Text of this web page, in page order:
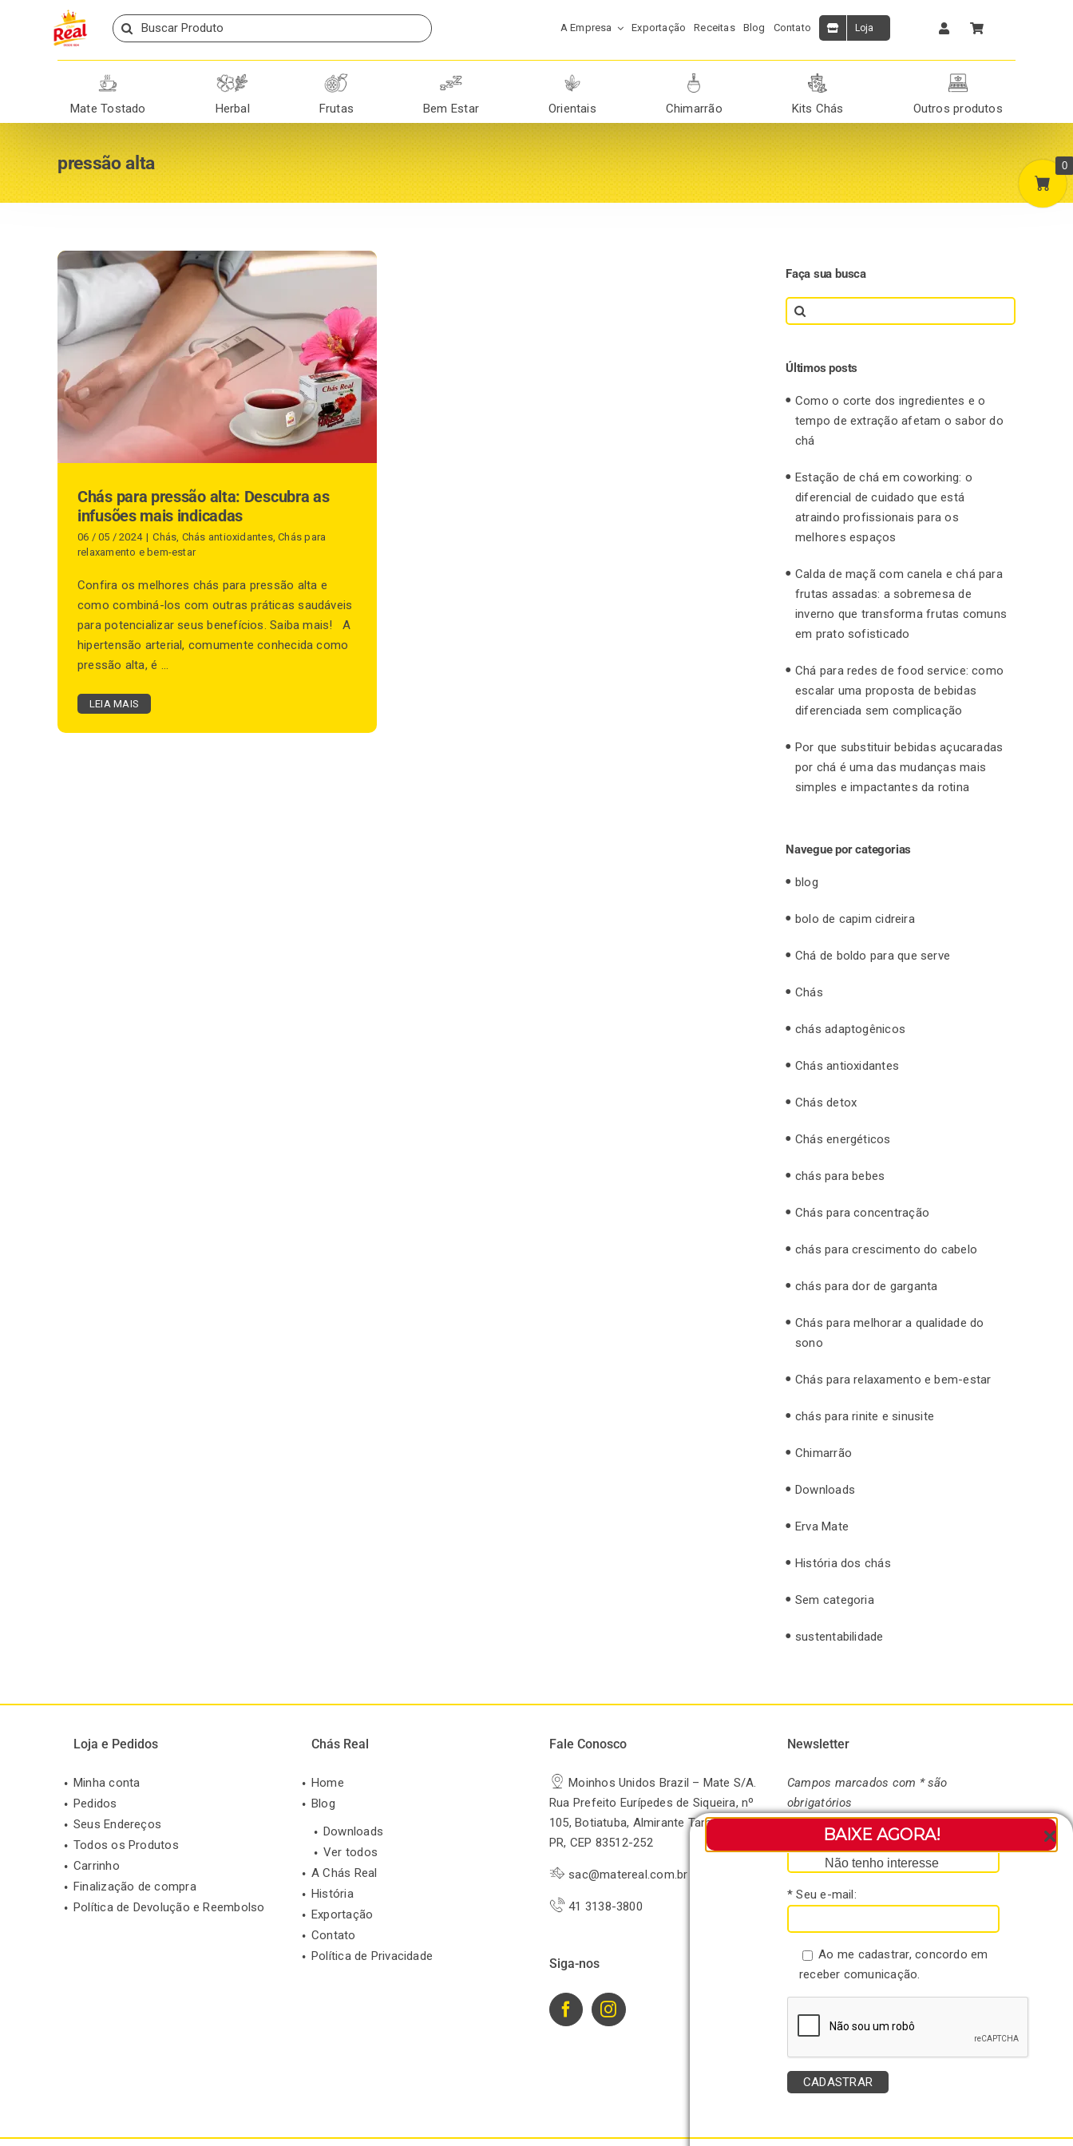
BAIXE AGORA!
Não tenho interesse
Search
for:
A Empresa Exportação Receitas Blog Contato Loja
Mate Tostado Herbal Frutas Bem Estar Orientais Chimarrão Kits Chás Outros produtos
pressão alta
Chás para pressão alta: Descubra as
infusões mais indicadas
06 / 05 / 2024 | Chás, Chás antioxidantes,Chás para
relaxamento e bem-estar
Confira os melhores chás para pressão alta e
como combiná-los com outras práticas saudáveis
para potencializar seus benefícios. Saiba mais! A
hipertensão arterial, comumente conhecida como
pressão alta, é ...
LEIA MAIS
Faça sua busca
Search
for:
Últimos posts
Como o corte dos ingredientes e o
tempo de extração afetam o sabor do
chá
Estação de chá em coworking: o
diferencial de cuidado que está
atraindo profissionais para os
melhores espaços
Calda de maçã com canela e chá para
frutas assadas: a sobremesa de
inverno que transforma frutas comuns
em prato sofisticado
Chá para redes de food service: como
escalar uma proposta de bebidas
diferenciada sem complicação
Por que substituir bebidas açucaradas
por chá é uma das mudanças mais
simples e impactantes da rotina
Navegue por categorias
blog
bolo de capim cidreira
Chá de boldo para que serve
Chás
chás adaptogênicos
Chás antioxidantes
Chás detox
Chás energéticos
chás para bebes
Chás para concentração
chás para crescimento do cabelo
chás para dor de garganta
Chás para melhorar a qualidade do
sono
Chás para relaxamento e bem-estar
chás para rinite e sinusite
Chimarrão
Downloads
Erva Mate
História dos chás
Sem categoria
sustentabilidade
Loja e Pedidos
Minha conta
Pedidos
Seus Endereços
Todos os Produtos
Carrinho
Finalização de compra
Política de Devolução e Reembolso
Chás Real
Home
Blog
Downloads
Ver todos
A Chás Real
História
Exportação
Contato
Política de Privacidade
Fale Conosco
Moinhos Unidos Brazil – Mate S/A.
Rua Prefeito Eurípedes de Siqueira, nº
105, Botiatuba, Almirante Tamandaré-
PR, CEP 83512-252
sac@matereal.com.br
41 3138-3800
Siga-nos
Newsletter
Campos marcados com * são
obrigatórios
* Seu nome:
* Seu e-mail:
Ao me cadastrar, concordo em
receber comunicação.
0